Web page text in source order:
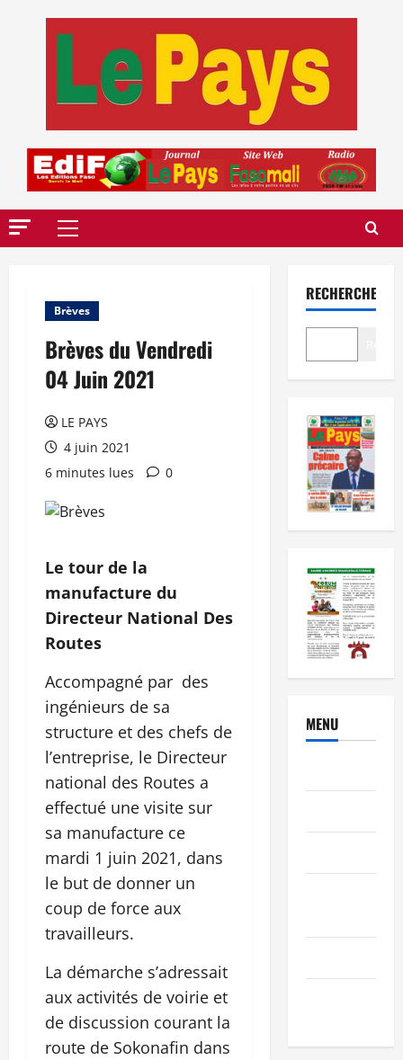
Menu
Brèves
Brèves du Vendredi
04 Juin 2021
LE PAYS
4 juin 2021
6 minutes lues
0
Le tour de la
manufacture du
Directeur National Des
Routes
Accompagné par des
ingénieurs de sa
structure et des chefs de
l’entreprise, le Directeur
national des Routes a
effectué une visite sur
sa manufacture ce
mardi 1 juin 2021, dans
le but de donner un
coup de force aux
travailleurs.
La démarche s’adressait
aux activités de voirie et
de discussion courant la
route de Sokonafin dans
RECHERCHER
MENU